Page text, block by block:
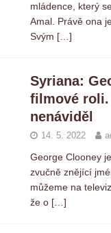
mládence, který
Amal. Právě ona
Svým […]
Syriana:
filmové roli.
nenáviděl
14. 5. 2022
George Clooney
zvučně znějící
můžeme na
že o […]